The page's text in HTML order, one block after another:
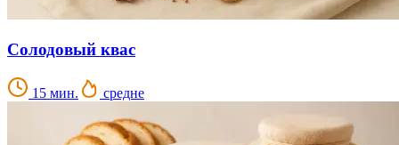
Солодовый квас
15 мин. средне